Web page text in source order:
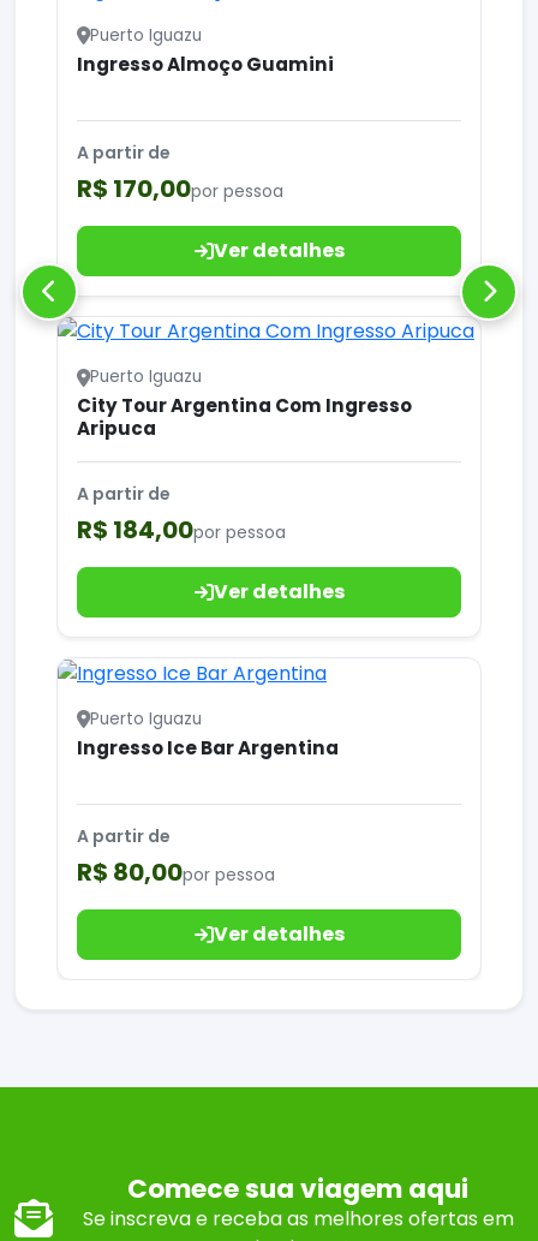
Puerto Iguazu
Ingresso Almoço Guamini
A partir de
R$ 170,00por pessoa
Ver detalhes
Puerto Iguazu
City Tour Argentina Com Ingresso
Aripuca
A partir de
R$ 184,00por pessoa
Ver detalhes
Puerto Iguazu
Ingresso Ice Bar Argentina
A partir de
R$ 80,00por pessoa
Ver detalhes
Comece sua viagem aqui
Se inscreva e receba as melhores ofertas em